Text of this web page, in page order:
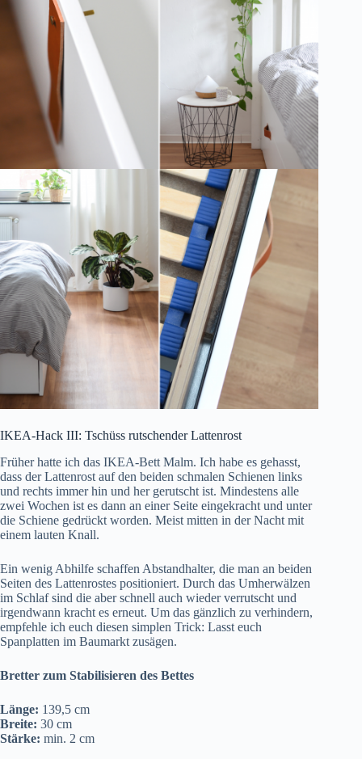
IKEA-Hack III: Tschüss rutschender Lattenrost
Früher hatte ich das IKEA-Bett Malm. Ich habe es gehasst,
dass der Lattenrost auf den beiden schmalen Schienen links
und rechts immer hin und her gerutscht ist. Mindestens alle
zwei Wochen ist es dann an einer Seite eingekracht und unter
die Schiene gedrückt worden. Meist mitten in der Nacht mit
einem lauten Knall.
Ein wenig Abhilfe schaffen Abstandhalter, die man an beiden
Seiten des Lattenrostes positioniert. Durch das Umherwälzen
im Schlaf sind die aber schnell auch wieder verrutscht und
irgendwann kracht es erneut. Um das gänzlich zu verhindern,
empfehle ich euch diesen simplen Trick: Lasst euch
Spanplatten im Baumarkt zusägen.
Bretter zum Stabilisieren des Bettes
Länge: 139,5 cm
Breite: 30 cm
Stärke: min. 2 cm